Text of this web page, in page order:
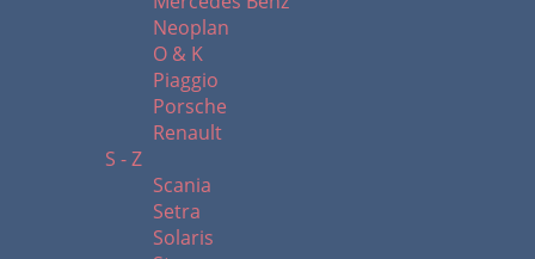
Neoplan
O & K
Piaggio
Porsche
Renault
S - Z
Scania
Setra
Solaris